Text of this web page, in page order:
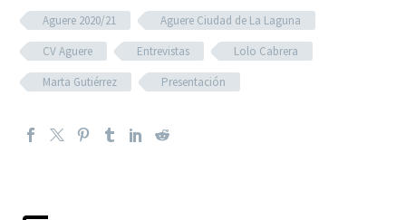
Aguere 2020/21
Aguere Ciudad de La Laguna
CV Aguere
Entrevistas
Lolo Cabrera
Marta Gutiérrez
Presentación